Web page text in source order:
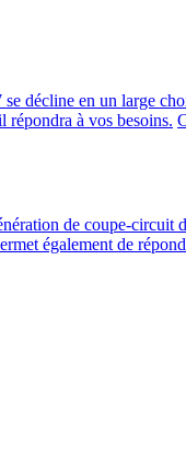
décline en un large
répondra à vos besoins.
de coupe-
également de